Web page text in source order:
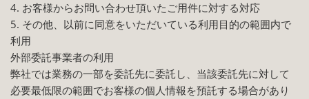
4. お客様からお問い合わせ頂いたご用件に対する対応
5. その他、以前に同意をいただいている利用目的の範囲内で
利用
外部委託事業者の利用
弊社では業務の一部を委託先に委託し、当該委託先に対して
必要最低限の範囲でお客様の個人情報を預託する場合があり